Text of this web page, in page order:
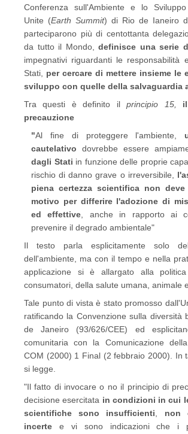
Conferenza sull'Ambiente e lo
Unite (Earth Summit) di Rio de Ianeiro
parteciparono più di centottanta
da tutto il Mondo,definisce una serie
impegnativi riguardanti le responsabilità
Stati, per cercare di mettere insieme le
sviluppo con quelle della salvaguardia
Tra questi è definito ilprincipio 15,
precauzione
"Al fine di proteggere l'ambiente,
cautelativo dovrebbe essere
dagli Stati in funzione delle proprie
rischio di danno grave o irreversibile,
piena certezza scientifica non
motivo per differire l'adozione di
ed effettive , anche in rapporto ai
prevenire il degrado ambientale"
Il testo parla esplicitamente solo
dell'ambiente, ma con il tempo e nella
applicazione si è allargato alla
consumatori, della salute umana, animale
Tale punto di vista è stato promosso
ratificando la Convenzione sulla diversità
de Janeiro (93/626/CEE) ed
comunitaria con la Comunicazione
COM (2000) 1 Final (2 febbraio 2000). In
si legge.
"Il fatto di invocare o no il principio di
decisione esercitata in condizioni in cui
scientifiche sono insufficienti
non
incerte e vi sono indicazioni che i